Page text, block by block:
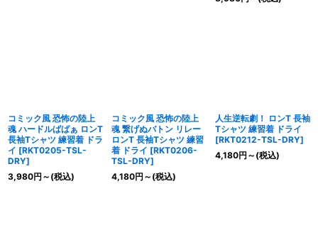
コミック風 恐怖の陸上
魂 ハードルばばぁ ロンT
長袖Tシャツ 練習着 ドラ
イ [RKT0205-TSL-
DRY]
3,980円 ～ (税込)
コミック風 恐怖の陸上
魂 繋げぬバトン リレー
ロンT 長袖Tシャツ 練習
着 ドライ [RKT0206-
TSL-DRY]
4,180円 ～ (税込)
人生逆転劇！ ロンT 長袖
Tシャツ 練習着 ドライ
[RKT0212-TSL-DRY]
4,180円 ～ (税込)